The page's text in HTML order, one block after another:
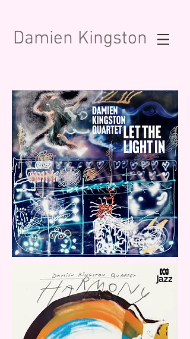
Damien Kingston